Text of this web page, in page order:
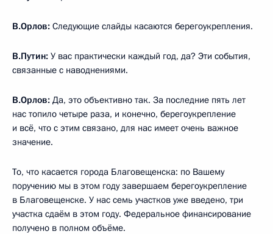
В.Орлов: Следующие слайды касаются берегоукрепления.
В.Путин: У вас практически каждый год, да? Эти события,
связанные с наводнениями.
В.Орлов: Да, это объективно так. За последние пять лет
нас топило четыре раза, и конечно, берегоукрепление
и всё, что с этим связано, для нас имеет очень важное
значение.
То, что касается города Благовещенска: по Вашему
поручению мы в этом году завершаем берегоукрепление
в Благовещенске. У нас семь участков уже введено, три
участка сдаём в этом году. Федеральное финансирование
получено в полном объёме.